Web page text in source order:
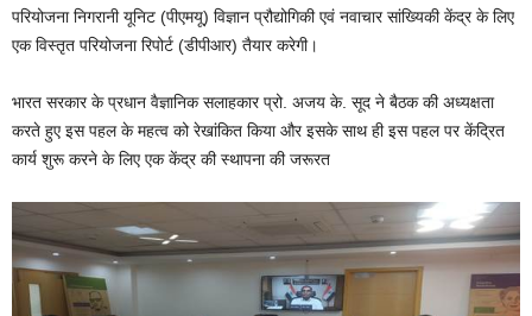
परियोजना निगरानी यूनिट (पीएमयू) विज्ञान प्रौद्योगिकी एवं नवाचार सांख्यिकी केंद्र के लिए
एक विस्तृत परियोजना रिपोर्ट (डीपीआर) तैयार करेगी।
भारत सरकार के प्रधान वैज्ञानिक सलाहकार प्रो. अजय के. सूद ने बैठक की अध्यक्षता
करते हुए इस पहल के महत्व को रेखांकित किया और इसके साथ ही इस पहल पर केंद्रित
कार्य शुरू करने के लिए एक केंद्र की स्थापना की जरूरत